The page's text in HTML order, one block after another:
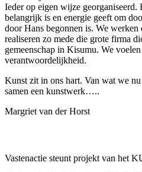
Ieder op eigen wijze georganiseerd.
belangrijk is en energie geeft om
door Hans begonnen is. We
realiseren zo mede die grote firma
gemeenschap in Kisumu. We
verantwoordelijkheid.
Kunst zit in ons hart. Van wat we
samen een kunstwerk…..
Margriet van der Horst
Vastenactie steunt projekt van het